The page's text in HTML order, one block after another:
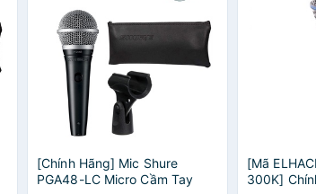
[Chính Hãng] Mic Shure
PGA48-LC Micro Cầm Tay
[Mã
300K]